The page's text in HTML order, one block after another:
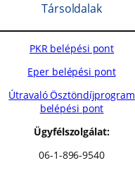
Társoldalak
PKR belépési pont
Eper belépési pont
Útravaló Ösztöndíjprogram
belépési pont
Ügyfélszolgálat:
06-1-896-9540